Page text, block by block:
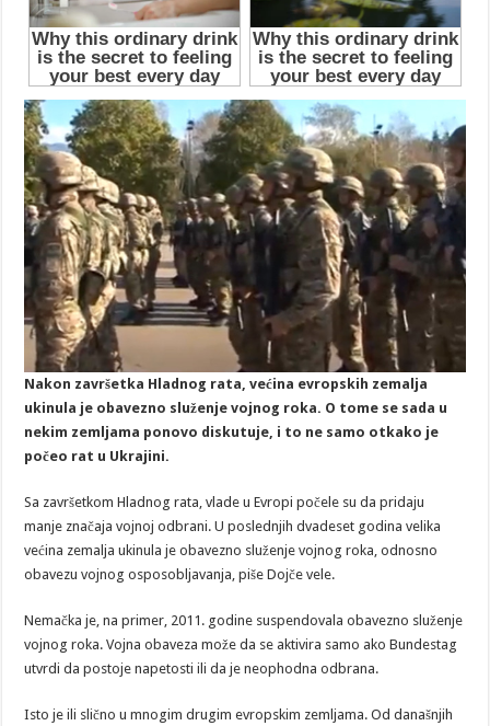
Nakon završetka Hladnog rata, većina evropskih zemalja
ukinula je obavezno služenje vojnog roka. O tome se sada u
nekim zemljama ponovo diskutuje, i to ne samo otkako je
počeo rat u Ukrajini.
Sa završetkom Hladnog rata, vlade u Evropi počele su da pridaju
manje značaja vojnoj odbrani. U poslednjih dvadeset godina velika
većina zemalja ukinula je obavezno služenje vojnog roka, odnosno
obavezu vojnog osposobljavanja, piše Dojče vele.
Nemačka je, na primer, 2011. godine suspendovala obavezno služenje
vojnog roka. Vojna obaveza može da se aktivira samo ako Bundestag
utvrdi da postoje napetosti ili da je neophodna odbrana.
Isto je ili slično u mnogim drugim evropskim zemljama. Od današnjih